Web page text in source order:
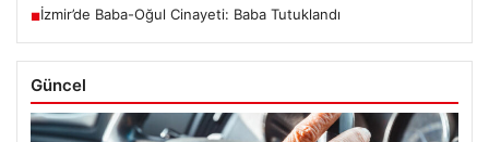
■İzmir’de Baba-Oğul Cinayeti: Baba Tutuklandı
Güncel